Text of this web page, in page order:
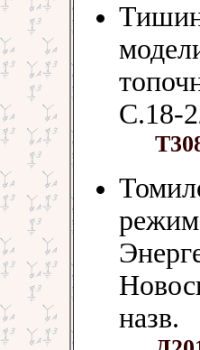
Тишин
С.18-
назв.